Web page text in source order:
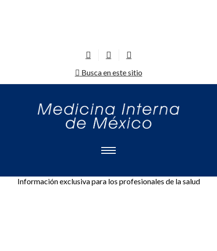
Busca en este sitio
Información exclusiva para los profesionales de la salud